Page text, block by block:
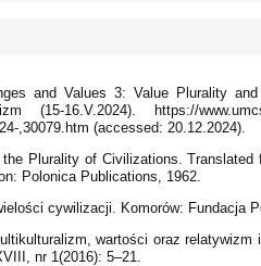
and Values 3: Value Plurality
16.V.2024). https://
,30079.htm (accessed: 20.12.2024).
Plurality of Civilizations.
Polonica Publications, 1962.
cywilizacji. Komorów: Fundacja
wartości oraz
nr 1(2016): 5–21.